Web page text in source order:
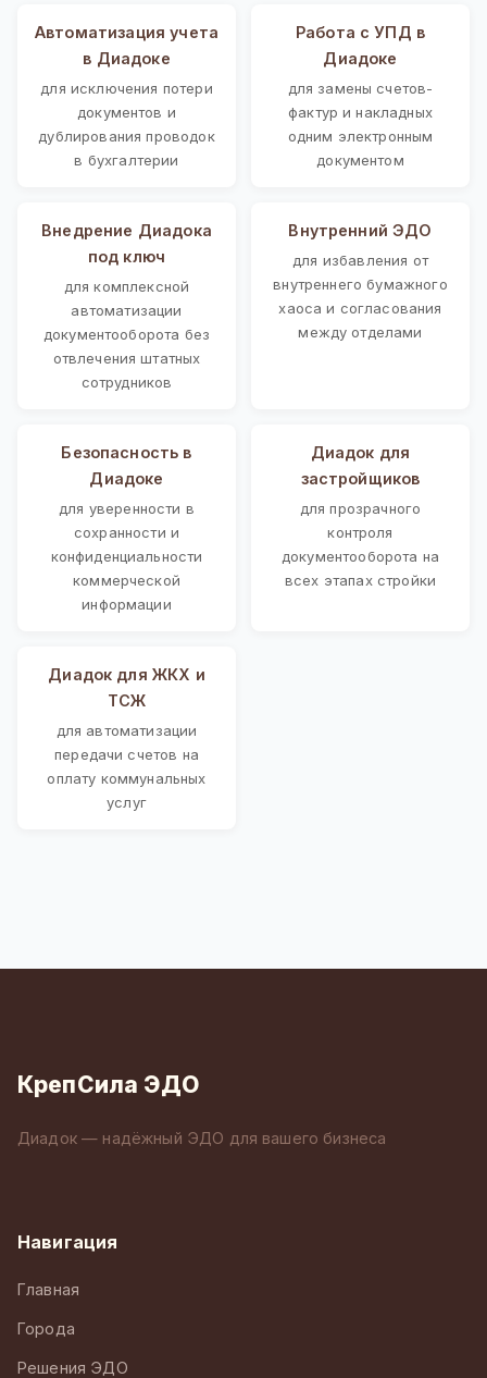
Автоматизация учета
в Диадоке
для исключения потери
документов и
дублирования проводок
в бухгалтерии
Работа с УПД в
Диадоке
для замены счетов-
фактур и накладных
одним электронным
документом
Внедрение Диадока
под ключ
для комплексной
автоматизации
документооборота без
отвлечения штатных
сотрудников
Внутренний ЭДО
для избавления от
внутреннего бумажного
хаоса и согласования
между отделами
Безопасность в
Диадоке
для уверенности в
сохранности и
конфиденциальности
коммерческой
информации
Диадок для
застройщиков
для прозрачного
контроля
документооборота на
всех этапах стройки
Диадок для ЖКХ и
ТСЖ
для автоматизации
передачи счетов на
оплату коммунальных
услуг
КрепСила ЭДО
Диадок — надёжный ЭДО для вашего бизнеса
Навигация
Главная
Города
Решения ЭДО